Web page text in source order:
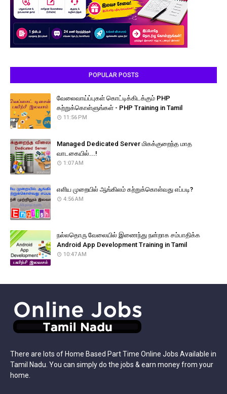
POPULAR POSTS
வேலைவாய்ப்புகள் கொட்டிக்கிடக்கும் PHP
கற்றுக்கொள்ளுங்கள் - PHP Training in Tamil
11:56 PM
Managed Dedicated Server மிகக்குறைந்த மாத
வாடகையில்...!
1:07 AM
எளிய முறையில் ஆங்கிலம் கற்றுக்கொள்வது எப்படி?
4:56 AM
நல்லதொரு வேலையில் இணைந்து நன்றாக சம்பாதிக்க
Android App Development Training in Tamil
10:47 AM
There are lots of Home Based Part Time Online Jobs Available in
Tamil Nadu. You can simply do the jobs & earn money from your
home.